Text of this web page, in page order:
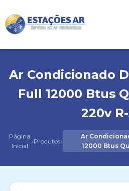
Ar Condicionado
Full 12000 Btus
220v
Página
Inicial ›Produtos›
Ar
12000 Btus